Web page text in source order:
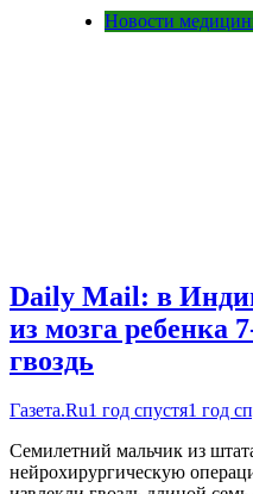
Новости
Daily Mail: в
из мозга ребенка
гвоздь
Газета.Ru1 год спустя1 год
Семилетний мальчик из
нейрохирургическую